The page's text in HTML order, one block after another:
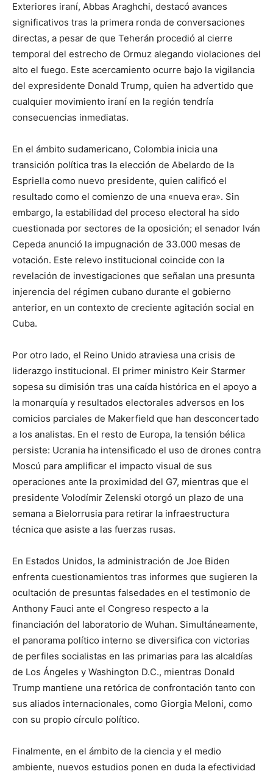
Exteriores iraní, Abbas Araghchi, destacó avances
significativos tras la primera ronda de conversaciones
directas, a pesar de que Teherán procedió al cierre
temporal del estrecho de Ormuz alegando violaciones del
alto el fuego. Este acercamiento ocurre bajo la vigilancia
del expresidente Donald Trump, quien ha advertido que
cualquier movimiento iraní en la región tendría
consecuencias inmediatas.
En el ámbito sudamericano, Colombia inicia una
transición política tras la elección de Abelardo de la
Espriella como nuevo presidente, quien calificó el
resultado como el comienzo de una «nueva era». Sin
embargo, la estabilidad del proceso electoral ha sido
cuestionada por sectores de la oposición; el senador Iván
Cepeda anunció la impugnación de 33.000 mesas de
votación. Este relevo institucional coincide con la
revelación de investigaciones que señalan una presunta
injerencia del régimen cubano durante el gobierno
anterior, en un contexto de creciente agitación social en
Cuba.
Por otro lado, el Reino Unido atraviesa una crisis de
liderazgo institucional. El primer ministro Keir Starmer
sopesa su dimisión tras una caída histórica en el apoyo a
la monarquía y resultados electorales adversos en los
comicios parciales de Makerfield que han desconcertado
a los analistas. En el resto de Europa, la tensión bélica
persiste: Ucrania ha intensificado el uso de drones contra
Moscú para amplificar el impacto visual de sus
operaciones ante la proximidad del G7, mientras que el
presidente Volodímir Zelenski otorgó un plazo de una
semana a Bielorrusia para retirar la infraestructura
técnica que asiste a las fuerzas rusas.
En Estados Unidos, la administración de Joe Biden
enfrenta cuestionamientos tras informes que sugieren la
ocultación de presuntas falsedades en el testimonio de
Anthony Fauci ante el Congreso respecto a la
financiación del laboratorio de Wuhan. Simultáneamente,
el panorama político interno se diversifica con victorias
de perfiles socialistas en las primarias para las alcaldías
de Los Ángeles y Washington D.C., mientras Donald
Trump mantiene una retórica de confrontación tanto con
sus aliados internacionales, como Giorgia Meloni, como
con su propio círculo político.
Finalmente, en el ámbito de la ciencia y el medio
ambiente, nuevos estudios ponen en duda la efectividad